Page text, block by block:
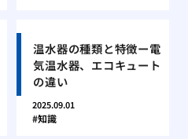
温水器の種類と特徴ー電
気温水器、エコキュート
の違い
2025.09.01
知識